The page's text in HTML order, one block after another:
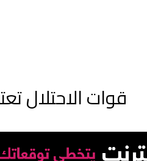
قوات الاحتلال